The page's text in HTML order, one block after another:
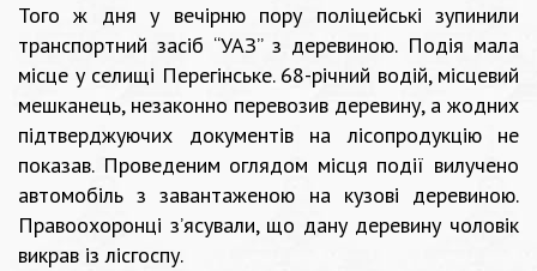
Того ж дня у вечірню пору поліцейські зупинили
транспортний засіб “УАЗ” з деревиною. Подія мала
місце у селищі Перегінське. 68-річний водій, місцевий
мешканець, незаконно перевозив деревину, а жодних
підтверджуючих документів на лісопродукцію не
показав. Проведеним оглядом місця події вилучено
автомобіль з завантаженою на кузові деревиною.
Правоохоронці з’ясували, що дану деревину чоловік
викрав із лісгоспу.